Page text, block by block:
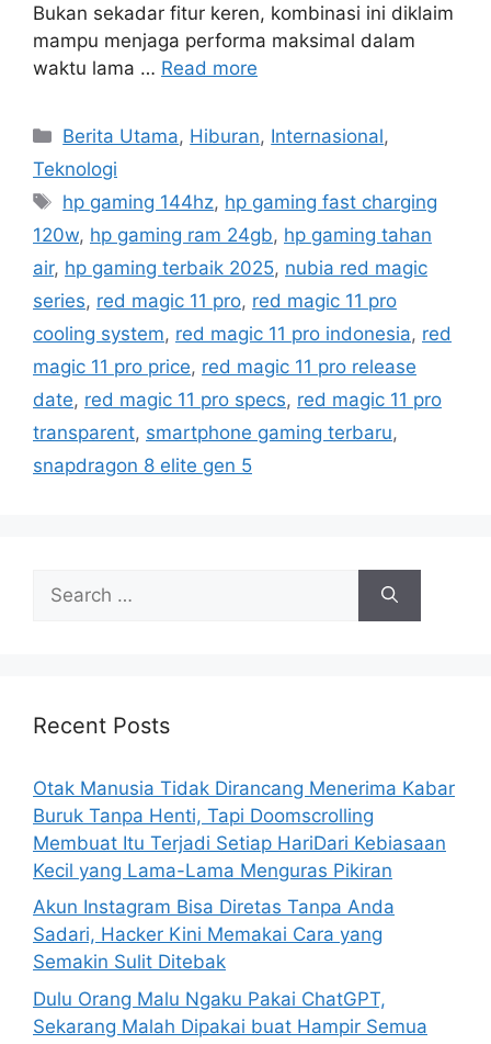
Bukan sekadar fitur keren, kombinasi ini diklaim
mampu menjaga performa maksimal dalam
waktu lama … Read more
C
e
g
o
r
i
s
Berita Utama, Hiburan, Internasional,
Teknologi
T
a
s
hp gaming 144hz, hp gaming fast charging
120w, hp gaming ram 24gb, hp gaming tahan
air, hp gaming terbaik 2025, nubia red magic
series, red magic 11 pro, red magic 11 pro
cooling system, red magic 11 pro indonesia, red
magic 11 pro price, red magic 11 pro release
date, red magic 11 pro specs, red magic 11 pro
transparent, smartphone gaming terbaru,
snapdragon 8 elite gen 5
h
r
:
Recent Posts
Otak Manusia Tidak Dirancang Menerima Kabar
Buruk Tanpa Henti, Tapi Doomscrolling
Membuat Itu Terjadi Setiap HariDari Kebiasaan
Kecil yang Lama-Lama Menguras Pikiran
Akun Instagram Bisa Diretas Tanpa Anda
Sadari, Hacker Kini Memakai Cara yang
Semakin Sulit Ditebak
Dulu Orang Malu Ngaku Pakai ChatGPT,
Sekarang Malah Dipakai buat Hampir Semua